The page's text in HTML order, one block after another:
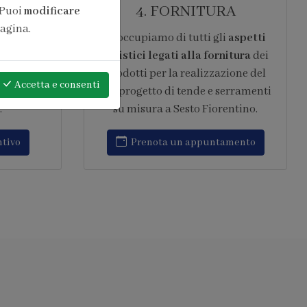
di
del
in opera
IFT
6. ASSISTENZA
Garantiamoassistenza post
vendita continuativa,
intervenendo rapidamente su ogni
tipo di problematica relativa al
progetto di tende e serramenti su
misura a Sesto Fiorentino.
modificare
Accettae consenti